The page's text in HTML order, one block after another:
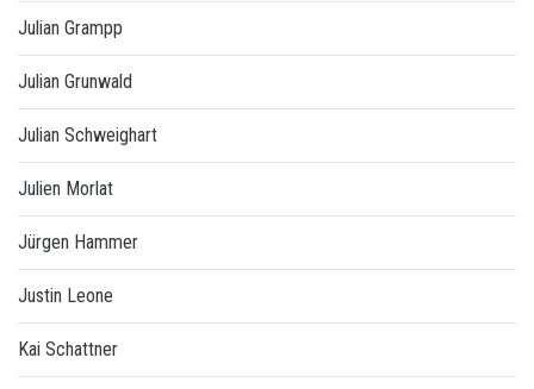
Julian Grampp
Julian Grunwald
Julian Schweighart
Julien Morlat
Jürgen Hammer
Justin Leone
Kai Schattner